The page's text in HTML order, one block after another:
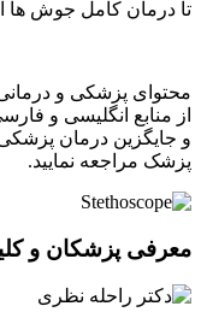
تا درمان کامل جوش ها
محتوای پزشکی و
از منابع انگلیسی و
و جایگزین درمان
پزشک مراجعه نمایید.
معرفی پزشکان و